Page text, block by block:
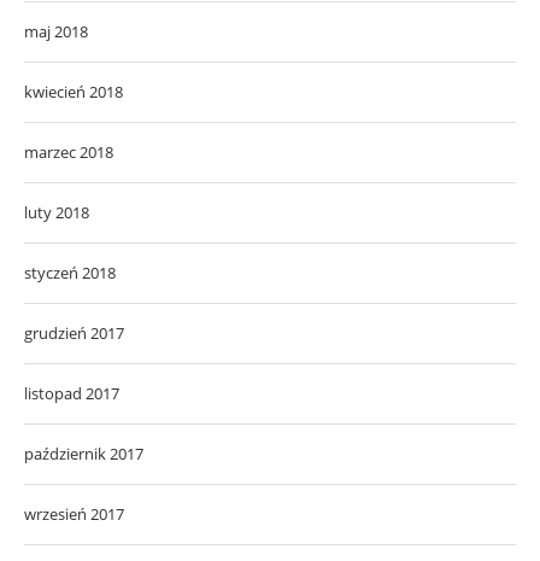
maj 2018
kwiecień 2018
marzec 2018
luty 2018
styczeń 2018
grudzień 2017
listopad 2017
październik 2017
wrzesień 2017